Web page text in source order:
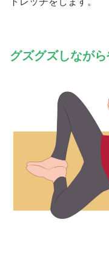
グズグズしなが